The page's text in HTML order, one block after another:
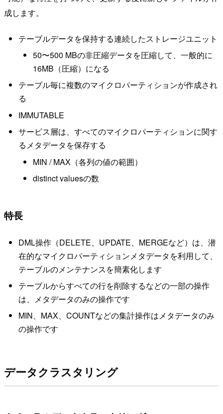
成します。
テーブルデータを保持する連続したストレージユニット
50〜500 MBの非圧縮データを圧縮して、一般的に
16MB（圧縮）になる
テーブル毎に複数のマイクロパーティションが作成され
る
IMMUTABLE
サービス層は、すべてのマイクロパーティションに関す
るメタデータを保存する
MIN / MAX（各列の値の範囲）
distinct valuesの数
特長
DML操作（DELETE、UPDATE、MERGEなど）は、潜
在的なマイクロパーティションメタデータを利用して、
テーブルのメンテナンスを簡素化します
テーブルからすべての行を削除するなどの一部の操作
は、メタデータのみの操作です
MIN、MAX、COUNTなどの集計操作はメタデータのみ
の操作です
データクラスタリング